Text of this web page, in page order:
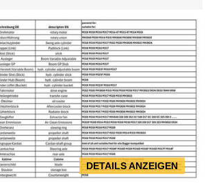
DETAILS ANZEIGEN